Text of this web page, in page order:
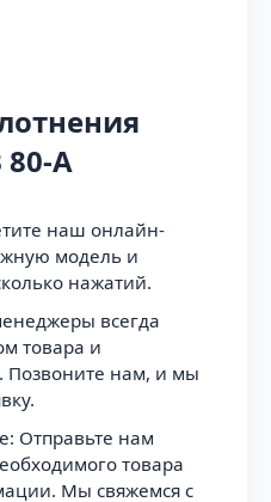
80-А
наш онлайн-
модель и
нажатий.
всегда
товара и
Позвоните нам, и мы
Отправьте нам
товара
Мы свяжемся с